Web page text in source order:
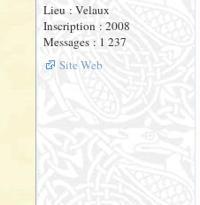
Lieu : Velaux
Inscription : 2008
Messages : 1 237
Site Web